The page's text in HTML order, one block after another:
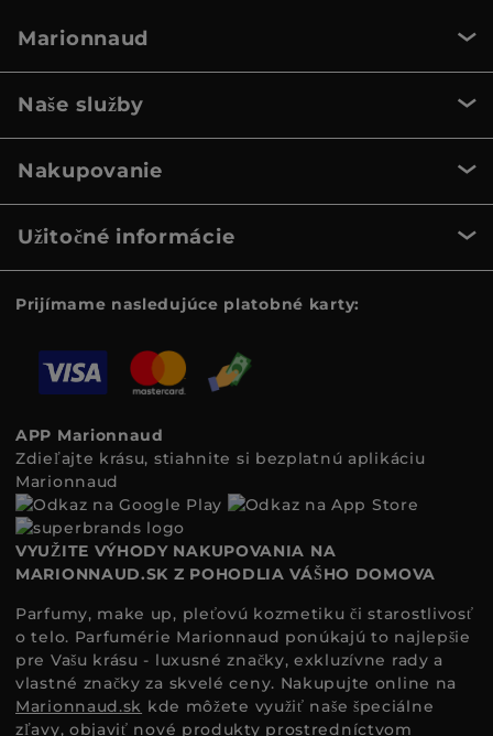
Marionnaud
Naše služby
Nakupovanie
Užitočné informácie
Prijímame nasledujúce platobné karty:
APP Marionnaud
Zdieľajte krásu, stiahnite si bezplatnú aplikáciu
Marionnaud
VYUŽITE VÝHODY NAKUPOVANIA NA
MARIONNAUD.SK Z POHODLIA VÁŠHO DOMOVA
Parfumy, make up, pleťovú kozmetiku či starostlivosť
o telo. Parfumérie Marionnaud ponúkajú to najlepšie
pre Vašu krásu - luxusné značky, exkluzívne rady a
vlastné značky za skvelé ceny. Nakupujte online na
Marionnaud.sk kde môžete využiť naše špeciálne
zľavy, objaviť nové produkty prostredníctvom